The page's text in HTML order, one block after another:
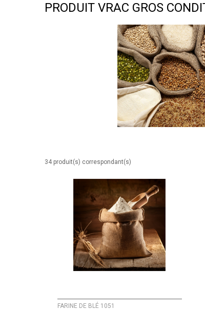
PRODUIT VRAC GROS
34 produit(s) correspondant(s)
FARINE DE BLÉ 1051